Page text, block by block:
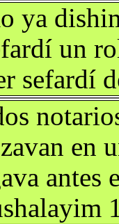
ya
un
sefardí
en
antes